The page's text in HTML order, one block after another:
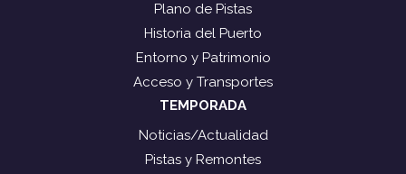
Plano de Pistas
Historia del Puerto
Entorno y Patrimonio
Acceso y Transportes
TEMPORADA
Noticias/Actualidad
Pistas y Remontes